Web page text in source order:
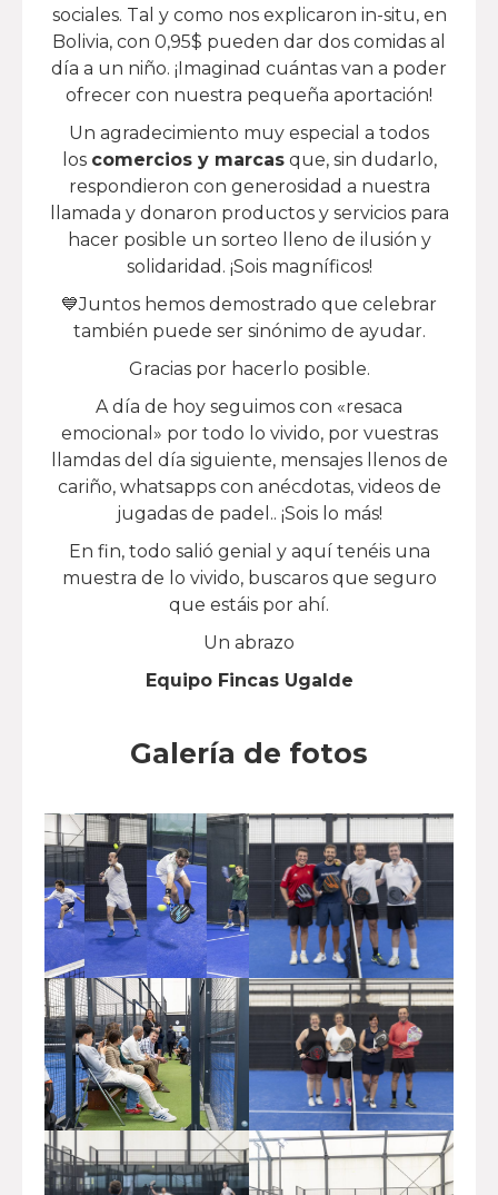
sociales. Tal y como nos explicaron in-situ, en
Bolivia, con 0,95$ pueden dar dos comidas al
día a un niño. ¡Imaginad cuántas van a poder
ofrecer con nuestra pequeña aportación!
Un agradecimiento muy especial a todos
los comercios y marcasque, sin dudarlo,
respondieron con generosidad a nuestra
llamada y donaron productos y servicios para
hacer posible un sorteo lleno de ilusión y
solidaridad. ¡Sois magníficos!
💙Juntos hemos demostrado que celebrar
también puede ser sinónimo de ayudar.
Gracias por hacerlo posible.
A día de hoy seguimos con «resaca
emocional» por todo lo vivido, por vuestras
llamdas del día siguiente, mensajes llenos de
cariño, whatsapps con anécdotas, videos de
jugadas de padel.. ¡Sois lo más!
En fin, todo salió genial y aquí tenéis una
muestra de lo vivido, buscaros que seguro
que estáis por ahí.
Un abrazo
Equipo Fincas Ugalde
Galería de fotos